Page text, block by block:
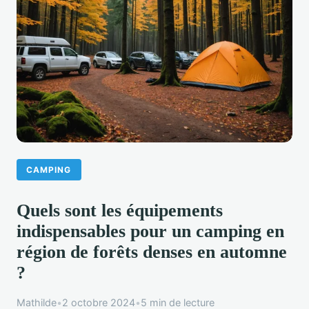
CAMPING
Quels sont les équipements
indispensables pour un camping en
région de forêts denses en automne
?
Mathilde•2 octobre 2024•5 min de lecture